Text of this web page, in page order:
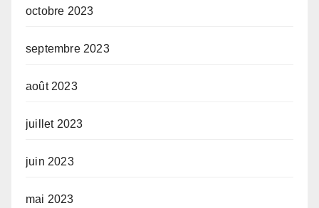
octobre 2023
septembre 2023
août 2023
juillet 2023
juin 2023
mai 2023